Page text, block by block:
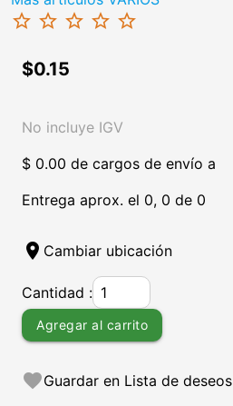
star_border star_border star_border star_border star_border
$0.15
No incluye IGV
$ 0.00 de cargos de envío a
Entrega aprox. el 0, 0 de 0
location_on Cambiar ubicación
Cantidad :
Agregar al carrito
favoriteGuardar en Lista de deseos